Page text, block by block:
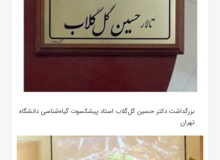
بزرگداشت دکتر حسین گل‌گلاب استاد پیشکسوت گیاه‌شناسی دانشگاه
تهران